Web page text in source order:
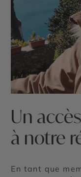
Un
à notre
En tant que